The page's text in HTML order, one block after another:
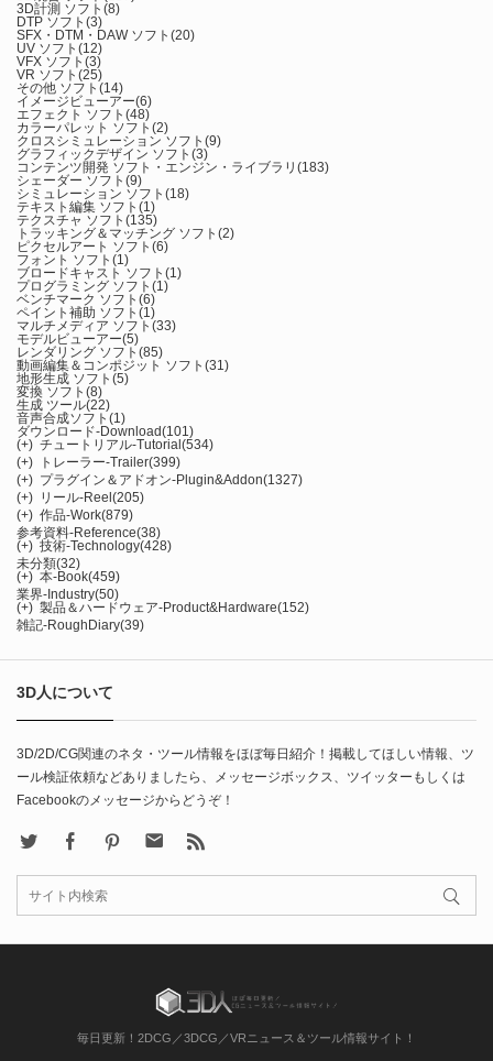
3D計測 ソフト (8)
DTP ソフト (3)
SFX・DTM・DAW ソフト (20)
UV ソフト (12)
VFX ソフト (3)
VR ソフト (25)
その他 ソフト (14)
イメージビューアー(6)
エフェクト ソフト (48)
カラーパレット ソフト (2)
クロスシミュレーション ソフト (9)
グラフィックデザイン ソフト (3)
コンテンツ開発 ソフト・エンジン・ライブラリ (183)
シェーダー ソフト (9)
シミュレーション ソフト (18)
テキスト編集 ソフト (1)
テクスチャ ソフト (135)
トラッキング＆マッチング ソフト (2)
ピクセルアート ソフト (6)
フォント ソフト (1)
ブロードキャスト ソフト (1)
プログラミング ソフト (1)
ベンチマーク ソフト (6)
ペイント補助 ソフト (1)
マルチメディア ソフト (33)
モデルビューアー(5)
レンダリング ソフト (85)
動画編集＆コンポジット ソフト (31)
地形生成 ソフト (5)
変換 ソフト (8)
生成 ツール(22)
音声合成ソフト (1)
ダウンロード-Download(101)
(+) チュートリアル-Tutorial (534)
(+)
トレーラー-Trailer(399)
(+) プラグイン＆アドオン-Plugin&Addon(1327)
(+) リール-Reel (205)
(+) 作品-Work(879)
参考資料-Reference(38)
(+) 技術-Technology(428)
未分類(32)
(+) 本-Book(459)
業界-Industry(50)
(+) 製品＆ハードウェア-Product&Hardware(152)
雑記-RoughDiary(39)
3D人について
3D/2D/CG関連のネタ・ツール情報をほぼ毎日紹介！掲載してほしい情報、ツ
ール検証依頼などありましたら、メッセージボックス、ツイッターもしくは
Facebookのメッセージからどうぞ！
FacebookPinterest Contact
毎日更新！2DCG／3DCG／VRニュース＆ツール情報サイト！